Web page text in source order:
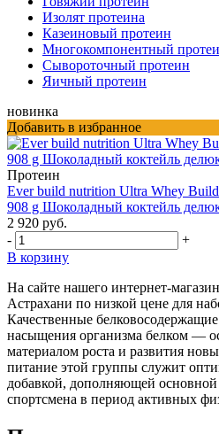
Изолят протеина
Казеиновый протеин
Многокомпонентный
Сывороточный протеин
Яичный протеин
новинка
Добавить в избранное
Протеин
Ever build nutrition Ultra Whey
908 g Шоколадный коктейль
2 920 руб.
-
+
В корзину
На сайте нашего интернет-
Астрахани по низкой цене для
Качественные
насыщения организма белком —
материалом роста и развития
питание этой группы служит
добавкой, дополняющей
спортсмена в период активных